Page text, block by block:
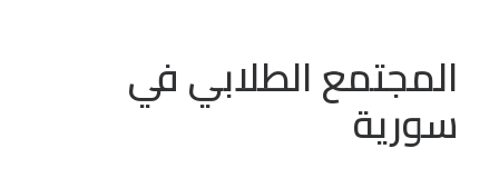
المجتمع الطلابي في
سورية